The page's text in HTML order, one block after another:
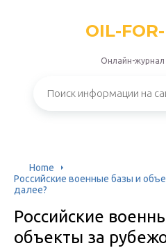
OIL-
Онлайн-
Home
Российские военные базы и
далее?
Российские
объекты за